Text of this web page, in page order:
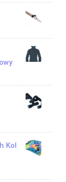
Kol